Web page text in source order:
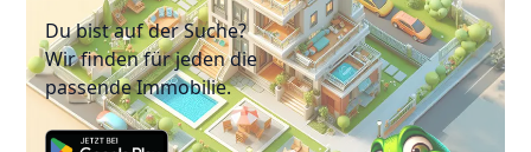
Du bist auf der Suche?
Wir finden für jeden die
passende Immobilie.